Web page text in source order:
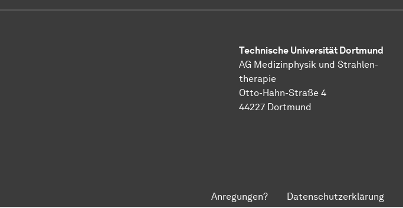
Technische Uni­ver­si­tät Dort­mund
AG Medizinphysik undStrahlen­
therapie
Otto-Hahn-Straße 4
44227 Dort­mund
Anregungen? Datenschutzerklärung